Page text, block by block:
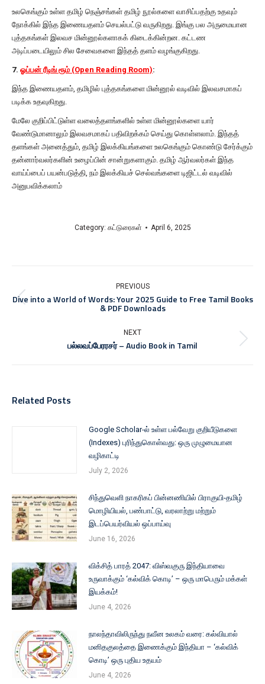
உலகெங்கும் உள்ள தமிழ் நெஞ்சங்கள் தமிழ் நூல்களை வாசிப்பதற்கு உதவும்
நோக்கில் இந்த இணையதளம் செயல்பட்டு வருகிறது. இங்கு பல அருமையான
புத்தகங்கள் இலவச மின்னூல்களாகக் கிடைக்கின்றன. கட்டண
அடிப்படையிலும் சில சேவைகளை இந்தத் தளம் வழங்குகிறது.
7. ஓப்பன் ரீடிங் ரூம் (Open Reading Room):
இந்த இணையதளம், தமிழில் புத்தகங்களை மின்னூல் வடிவில் இலவசமாகப்
படிக்க உதவுகிறது.
மேலே குறிப்பிட்டுள்ள வலைத்தளங்களில் உள்ள மின்னூல்களை யார்
வேண்டுமானாலும் இலவசமாகப் பதிவிறக்கம் செய்து கொள்ளலாம். இந்தத்
தளங்கள் அனைத்தும், தமிழ் இலக்கியங்களை உலகெங்கும் கொண்டு சேர்க்கும்
தன்னார்வலர்களின் உழைப்பின் சான்றுகளாகும். தமிழ் ஆர்வலர்கள் இந்த
வாய்ப்பைப் பயன்படுத்தி, நம் இலக்கியச் செல்வங்களை டிஜிட்டல் வடிவில்
அனுபவிக்கலாம்
Category: கட்டுரைகள் April 6, 2025
PREVIOUS
Dive into a World of Words: Your 2025 Guide to Free Tamil Books
& PDF Downloads
NEXT
பல்லவப்பேரரசர் – Audio Book in Tamil
Related Posts
Google Scholar-ல் உள்ள பல்வேறு குறியீடுகளை
(Indexes) புரிந்துகொள்வது: ஒரு முழுமையான
வழிகாட்டி
July 2, 2026
சிந்துவெளி நாகரிகப் பின்னணியில் பிராகுயி-தமிழ்
மொழியியல், பண்பாட்டு, வரலாற்று மற்றும்
இடப்பெயர்வியல் ஒப்பாய்வு
June 16, 2026
விக்சித் பாரத் 2047: விஸ்வகுரு இந்தியாவை
உருவாக்கும் ‘கல்விக் கொடி’ – ஒரு மாபெரும் மக்கள்
இயக்கம்!
June 4, 2026
நாலந்தாவிலிருந்து நவீன உலகம் வரை: கல்வியால்
மனிதகுலத்தை இணைக்கும் இந்தியா – ‘கல்விக்
கொடி’ ஒரு புதிய உதயம்
June 4, 2026